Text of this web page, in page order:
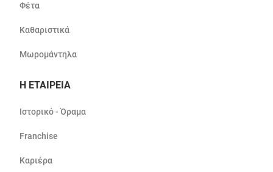
Φέτα
Καθαριστικά
Μωρομάντηλα
Η ΕΤΑΙΡΕΙΑ
Ιστορικό - Όραμα
Franchise
Καριέρα